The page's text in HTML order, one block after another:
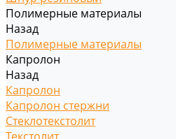
Полимерные материалы
Назад
Полимерные материалы
Капролон
Назад
Капролон
Капролон стержни
Стеклотекстолит